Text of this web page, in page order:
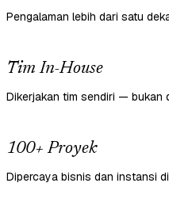
Pengalaman lebih dari satu
Tim In-House
Dikerjakan tim sendiri — bukan
100+ Proyek
Dipercaya bisnis dan instansi